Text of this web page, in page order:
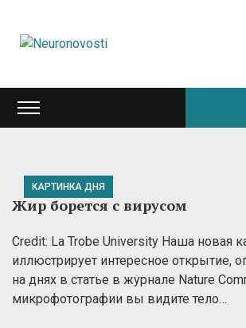
КАРТИНКА ДНЯ
Жир борется с вирусом
Credit: La Trobe University Наша новая
иллюстрирует интересное открытие,
на днях в статье в журнале Nature
микрофотографии вы видите тело…